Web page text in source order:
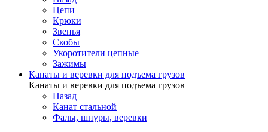
Цепи
Крюки
Звенья
Скобы
Укоротители цепные
Зажимы
Канаты и веревки для подъема грузов
Канаты и веревки для подъема грузов
Назад
Канат стальной
Фалы, шнуры, веревки